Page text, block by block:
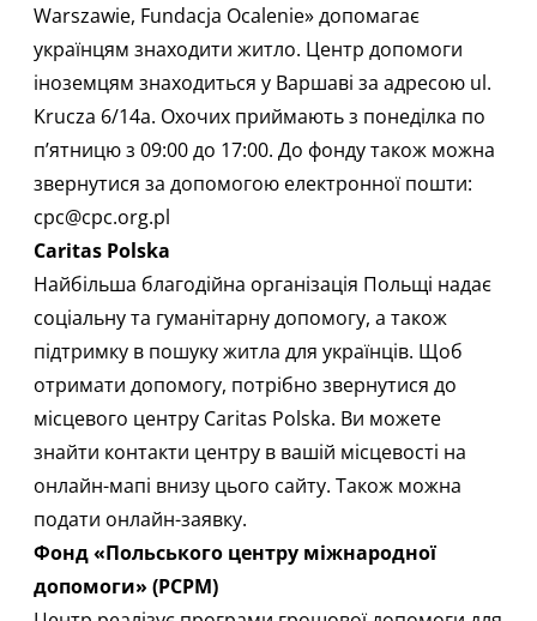
Warszawie, Fundacja Ocalenie»допомагає
українцям знаходити житло.​ Центр допомоги
іноземцям знаходиться у Варшаві за адресою ul.
Krucza 6/14а. Охочих приймають з понеділка по
п’ятницю з 09:00 до 17:00. До фонду також можна
звернутися за допомогою електронної пошти:
cpc@cpc.org.pl
Caritas Polska
Найбільша благодійна організація Польщі надає
соціальну та гуманітарну допомогу, а також
підтримку в пошуку житла для українців.​ Щоб
отримати допомогу, потрібно звернутися до
місцевого центру Caritas Polska. Ви можете
знайти контакти центру в вашій місцевості на
онлайн-мапі внизу цього сайту. Також можна
подати онлайн-заявку.
Фонд «Польського центру міжнародної
допомоги» (PCPM)